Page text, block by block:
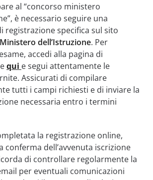
al “concorso ministero
è necessario seguire una
registrazione specifica sul sito
Ministero dell’Istruzione. Per
accedi alla pagina di
qui e segui attentamente le
Assicurati di compilare
tutti i campi richiesti e di inviare la
necessaria entro i termini
la registrazione online,
conferma dell’avvenuta iscrizione
di controllare regolarmente la
per eventuali comunicazioni